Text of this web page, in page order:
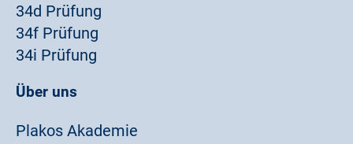
34d Prüfung
34f Prüfung
34i Prüfung
Über uns
Plakos Akademie